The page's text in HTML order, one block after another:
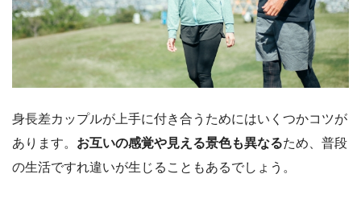
身長差カップルが上手に付き合うためにはいくつかコツが
あります。 お互いの感覚や見える景色も異なるため、普段
の生活ですれ違いが生じることもあるでしょう。